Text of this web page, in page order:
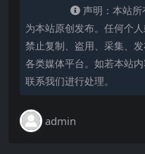
声明：本站
为本站原创发布。任何个
禁止复制、盗用、采集、
各类媒体平台。如若本站
联系我们进行处理。
admin